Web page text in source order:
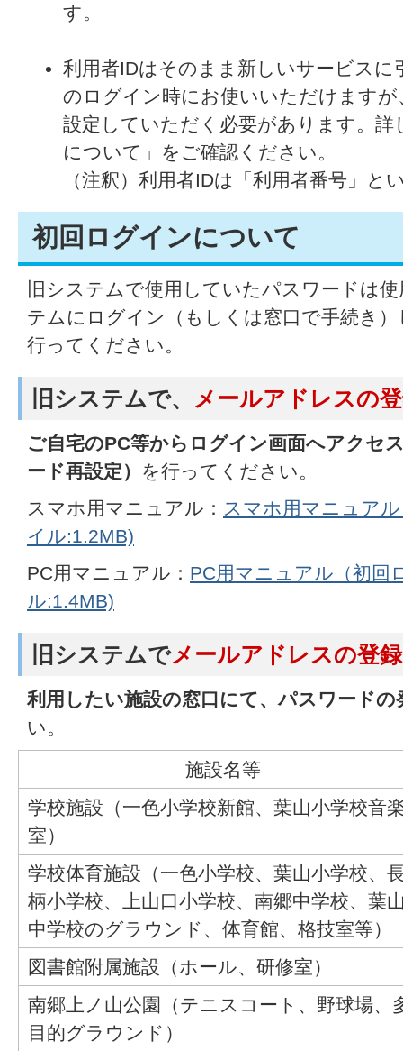
す。
利用者IDはそのまま新しいサービス
のログイン時にお使いいただけます
設定していただく必要があります。詳
について」をご確認ください。
（注釈）利用者IDは「利用者番号」と
初回ログインについて
旧システムで使用していたパスワードは
テムにログイン（もしくは窓口で手続き
行ってください。
旧システムで、 メールアドレスの
ご自宅のPC等からログイン画面へアクセ
ード再設定） を行ってください。
スマホ用マニュアル： スマホ用マニュア
イル:1.2MB)
PC用マニュアル： PC用マニュアル（初回
ル:1.4MB)
旧システムでメールアドレスの登
利用したい施設の窓口にて、パスワードの
い。
施設名等
学校施設（一色小学校新館、葉山小学校音
室）
学校体育施設（一色小学校、葉山小学校、
柄小学校、上山口小学校、南郷中学校、葉
中学校のグラウンド、体育館、格技室等）
図書館附属施設（ホール、研修室）
南郷上ノ山公園（テニスコート、野球場、
目的グラウンド）